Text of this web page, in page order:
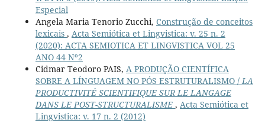
Especial
Angela Maria Tenorio Zucchi, Construção de conceitos
lexicais , Acta Semiótica et Lingvistica: v. 25 n. 2
(2020): ACTA SEMIOTICA ET LINGVISTICA VOL 25
ANO 44 Nº2
Cidmar Teodoro PAIS, A PRODUÇÃO CIENTÍFICA
SOBRE A LÍNGUAGEM NO PÓS ESTRUTURALISMO /LA
PRODUCTIVITÉ SCIENTIFIQUE SUR LE LANGAGE
DANS LE POST-STRUCTURALISME , Acta Semiótica et
Lingvistica: v. 17 n. 2 (2012)